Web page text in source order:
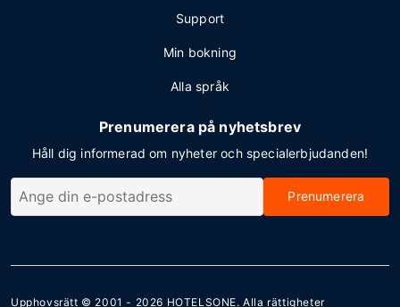
Support
Min bokning
Alla språk
Prenumerera på nyhetsbrev
Håll dig informerad om nyheter och specialerbjudanden!
Prenumerera
Upphovsrätt © 2001 - 2026 HOTELSONE. Alla rättigheter